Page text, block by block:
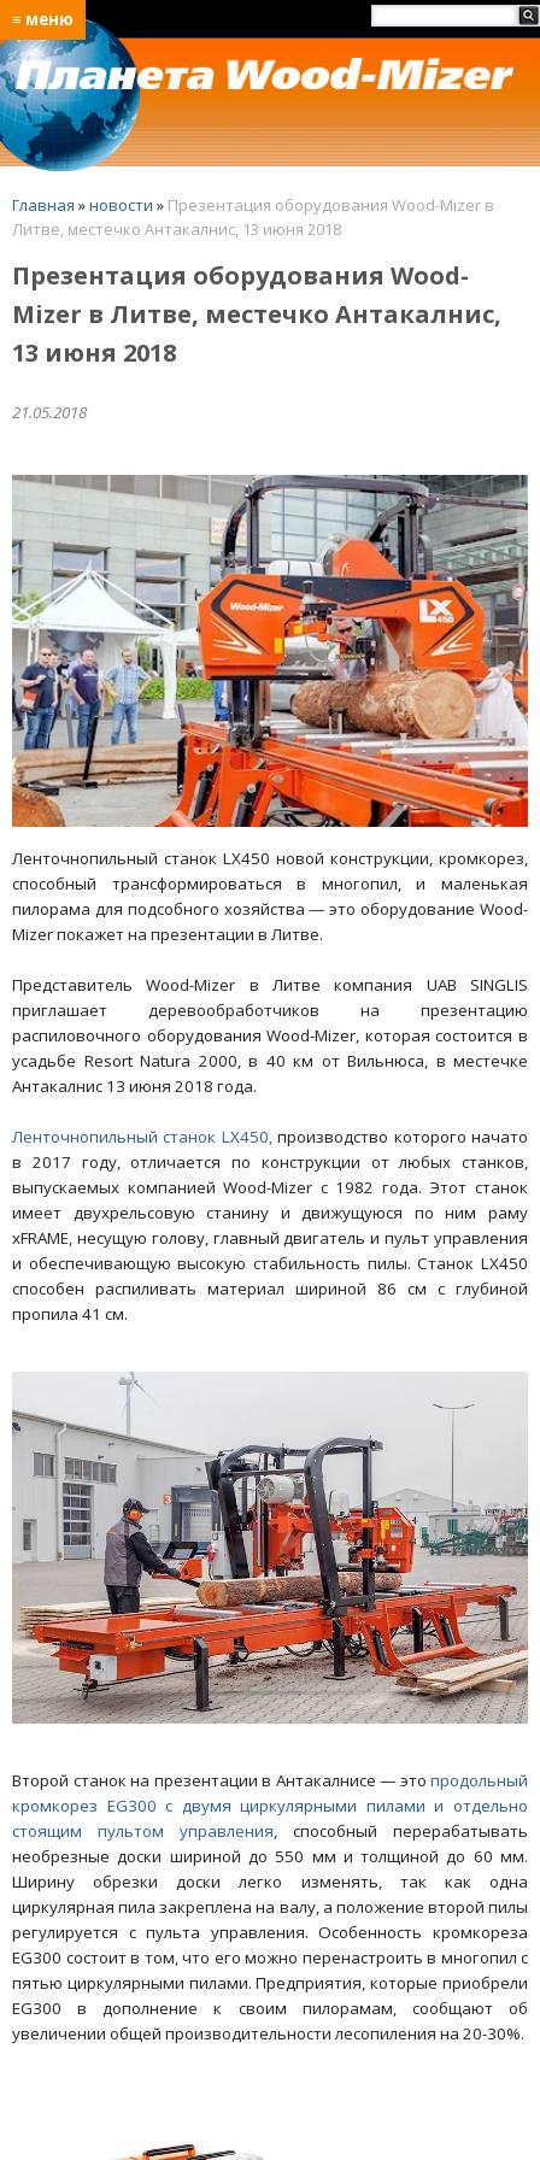
≡ меню
Главная »новости » Презентация оборудования Wood-Mizer в
Литве, местечко Антакалнис, 13 июня 2018
Презентация оборудования Wood-
Mizer в Литве, местечко Антакалнис,
13 июня 2018
21.05.2018
Ленточнопильный станок LX450 новой конструкции, кромкорез,
способный трансформироваться в многопил, и маленькая
пилорама для подсобного хозяйства — это оборудование Wood-
Mizer покажет на презентации в Литве.
Представитель Wood-Mizer в Литве компания UAB SINGLIS
приглашает деревообработчиков на презентацию
распиловочного оборудования Wood-Mizer, которая состоится в
усадьбе Resort Natura 2000, в 40 км от Вильнюса, в местечке
Антакалнис 13 июня 2018 года.
Ленточнопильный станок LX450,производство которого начато
в 2017 году, отличается по конструкции от любых станков,
выпускаемых компанией Wood-Mizer с 1982 года. Этот станок
имеет двухрельсовую станину и движущуюся по ним раму
xFRAME, несущую голову, главный двигатель и пульт управления
и обеспечивающую высокую стабильность пилы. Станок LX450
способен распиливать материал шириной 86 см с глубиной
пропила 41 см.
Второй станок на презентации в Антакалнисе — это продольный
кромкорез EG300 с двумя циркулярными пилами и отдельно
стоящим пультом управления, способный перерабатывать
необрезные доски шириной до 550 мм и толщиной до 60 мм.
Ширину обрезки доски легко изменять, так как одна
циркулярная пила закреплена на валу, а положение второй пилы
регулируется с пульта управления. Особенность кромкореза
EG300 состоит в том, что его можно перенастроить в многопил с
пятью циркулярными пилами. Предприятия, которые приобрели
EG300 в дополнение к своим пилорамам, сообщают об
увеличении общей производительности лесопиления на 20-30%.